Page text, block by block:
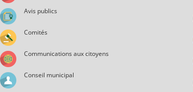
Avis publics
Comités
Communications aux citoyens
Conseil municipal